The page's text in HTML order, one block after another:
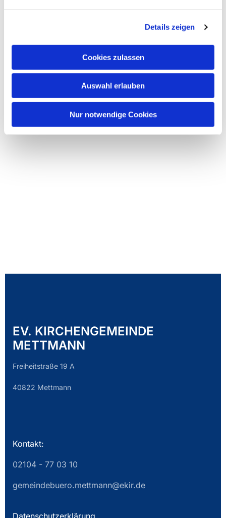
Details zeigen
Cookies zulassen
Auswahl erlauben
Nur notwendige Cookies
EV. KIRCHENGEMEINDE
METTMANN
Freiheitstraße 19 A
40822 Mettmann
Kontakt:
02104 - 77 03 10
gemeindebuero.mettmann@ekir.de